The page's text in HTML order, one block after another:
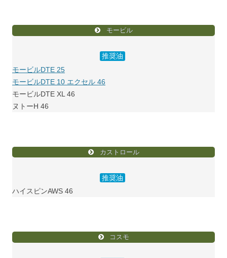
モービル
推奨油
モービルDTE 25
モービルDTE 10 エクセル 46
モービルDTE XL 46
ヌトーH 46
カストロール
推奨油
ハイスピンAWS 46
コスモ